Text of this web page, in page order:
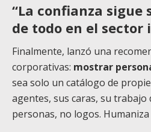
“La confianza sigue
de todo en el sector
Finalmente, lanzó una
corporativas: mostrar
sea solo un catálogo de
agentes, sus caras, su trabajo
personas, no logos. Humaniza